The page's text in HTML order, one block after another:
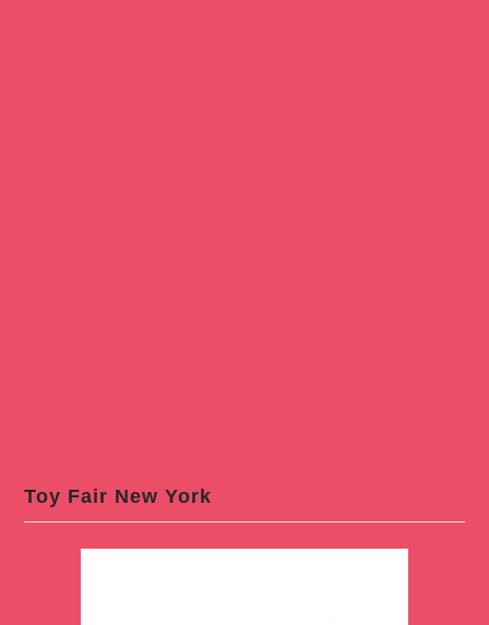
Toy Fair New York